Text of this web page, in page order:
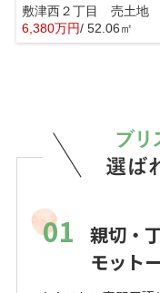
敷津西２丁目 売土地
6,380万円/ 52.06㎡
01
親切・
モット